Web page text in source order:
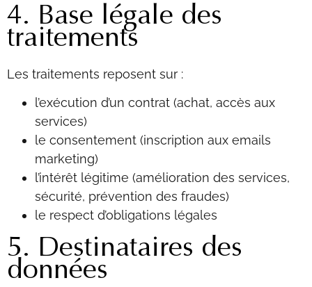
4. Base légale des
traitements
Les traitements reposent sur :
l’exécution d’un contrat (achat, accès aux
services)
le consentement (inscription aux emails
marketing)
l’intérêt légitime (amélioration des services,
sécurité, prévention des fraudes)
le respect d’obligations légales
5. Destinataires des
données